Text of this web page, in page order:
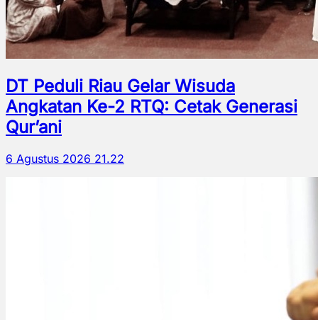
DT Peduli Riau Gelar Wisuda
Angkatan Ke-2 RTQ: Cetak Generasi
Qur’ani
6 Agustus 2026 21.22